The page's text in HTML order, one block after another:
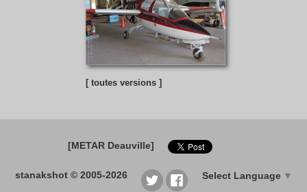
[ toutes versions ]
[METAR Deauville]
stanakshot © 2005-2026 Select Language ▼